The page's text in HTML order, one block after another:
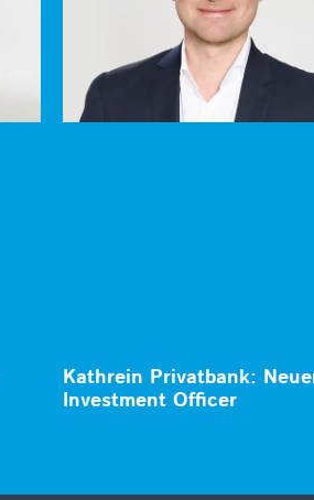
Kathrein Privatbank:
Investment Officer